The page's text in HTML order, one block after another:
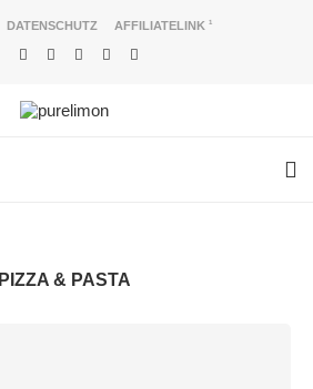
DATENSCHUTZ AFFILIATELINK 1
PIZZA & PASTA